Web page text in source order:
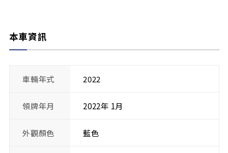
本車資訊
車輛年式 2022
領牌年月 2022年 1月
外觀顏色 藍色